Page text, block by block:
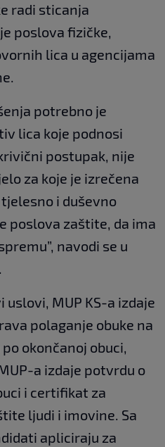
radi sticanja
poslova fizičke,
lica u agencijama
potrebno je
lica koje podnosi
postupak, nije
za koje je izrečena
i duševno
poslova zaštite, da ima
navodi se u
MUP KS-a izdaje
polaganje obuke na
okončanoj obuci,
a izdaje potvrdu o
i certifikat za
ljudi i imovine. Sa
apliciraju za